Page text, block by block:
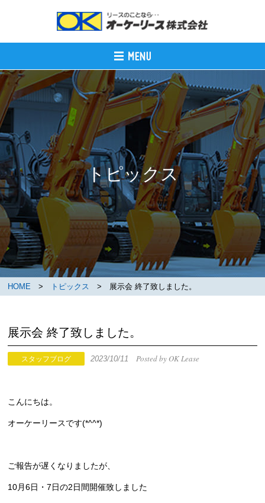
トピックス
HOME > トピックス > 展示会 終了致しました。
展示会 終了致しました。
スタッフブログ 2023/10/11Posted by OK Lease
こんにちは。
オーケーリースです(*^^*)
ご報告が遅くなりましたが、
10月6日・7日の2日間開催致しました